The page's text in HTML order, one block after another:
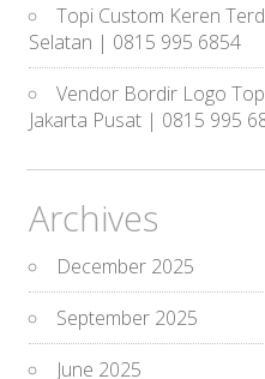
Topi Custom Keren
Selatan | 0815 995 6854
Vendor Bordir Logo
Jakarta Pusat | 0815 995
Archives
December 2025
September 2025
June 2025